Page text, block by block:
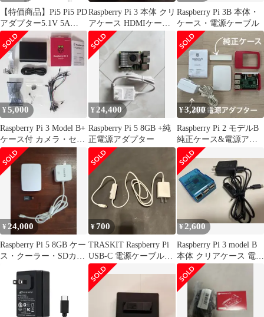
【特価商品】Pi5 Pi5 PD
アダプター5.1V 5A
27W USB GaN搭載
Type-cケーブル Pi5
Adapter 小型・軽量化
電源 PSE認証済
Raspberry Pi 5充電器
Raspberry ケーブル長
1.2M ラズベリーパイ5
Raspberry Pi 3 本体 クリ
アケース HDMIケーブ
ル付
Raspberry Pi 3B 本体・
ケース・電源ケーブル
¥5,000
Raspberry Pi 3 Model B+
ケース付 カメラ・セン
サーおまけ
¥24,400
Raspberry Pi 5 8GB +純
正電源アダプター
¥3,200
Raspberry Pi 2 モデルB
純正ケース&電源アダ
プター
¥ 24,000
Raspberry Pi 5 8GB ケー
ス・クーラー・SDカー
¥700
TRASKIT Raspberry Pi
USB-C 電源ケーブル
5V 3A
¥2,600
Raspberry Pi 3 model B
本体 クリアケース 電源
スイッチ付